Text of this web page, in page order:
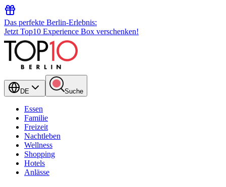
Das perfekte Berlin-Erlebnis:
Jetzt Top10 Experience Box verschenken!
DE Suche
Essen
Familie
Freizeit
Nachtleben
Wellness
Shopping
Hotels
Anlässe